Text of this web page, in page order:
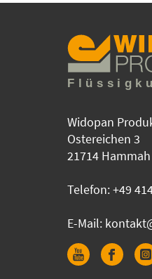
Widopan
Ostereichen 3
21714 Hammah
Telefon:+49
E-Mail: